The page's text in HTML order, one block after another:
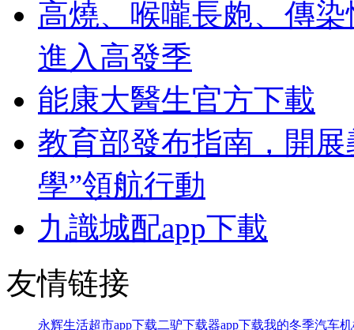
高燒、喉嚨長皰、傳
進入高發季
能康大醫生官方下載
教育部發布指南，開
學”領航行動
九識城配app下載
友情链接
永辉生活超市app下载二驴下载器app下载我的冬季汽车